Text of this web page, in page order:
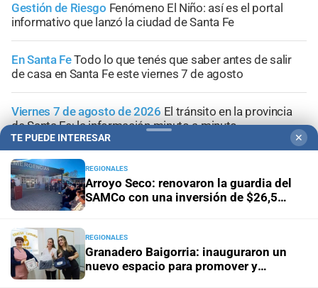
Gestión de Riesgo Fenómeno El Niño: así es el portal
informativo que lanzó la ciudad de Santa Fe
En Santa FeTodo lo que tenés que saber antes de salir
de casa en Santa Fe este viernes 7 de agosto
Viernes 7 de agosto de 2026 El tránsito en la provincia
de Santa Fe; la información minuto a minuto
+Sucesos
TE PUEDE INTERESAR ✕
REGIONALES
Arroyo Seco: renovaron la guardia del
SAMCo con una inversión de $26,5
REGIONALES
Granadero Baigorria: inauguraron un
nuevo espacio para promover y